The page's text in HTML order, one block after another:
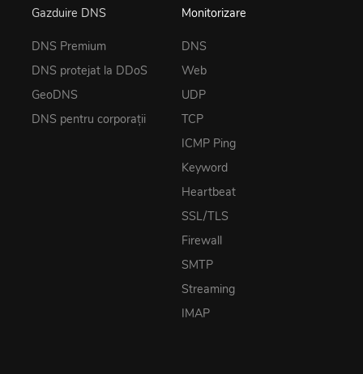
Gazduire DNS
DNS Premium
DNS protejat la DDoS
GeoDNS
DNS pentru corporații
Monitorizare
DNS
Web
UDP
TCP
ICMP Ping
Keyword
Heartbeat
SSL/TLS
Firewall
SMTP
Streaming
IMAP